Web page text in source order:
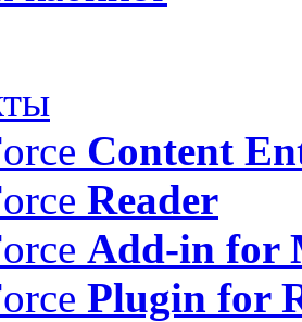
Content
Reader
Add-in for
Plugin for